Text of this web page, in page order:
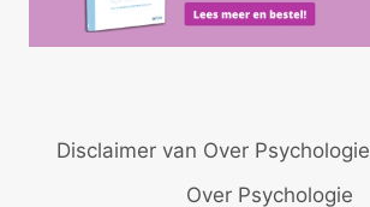
Disclaimer van Over Psychologie
Over Psychologie